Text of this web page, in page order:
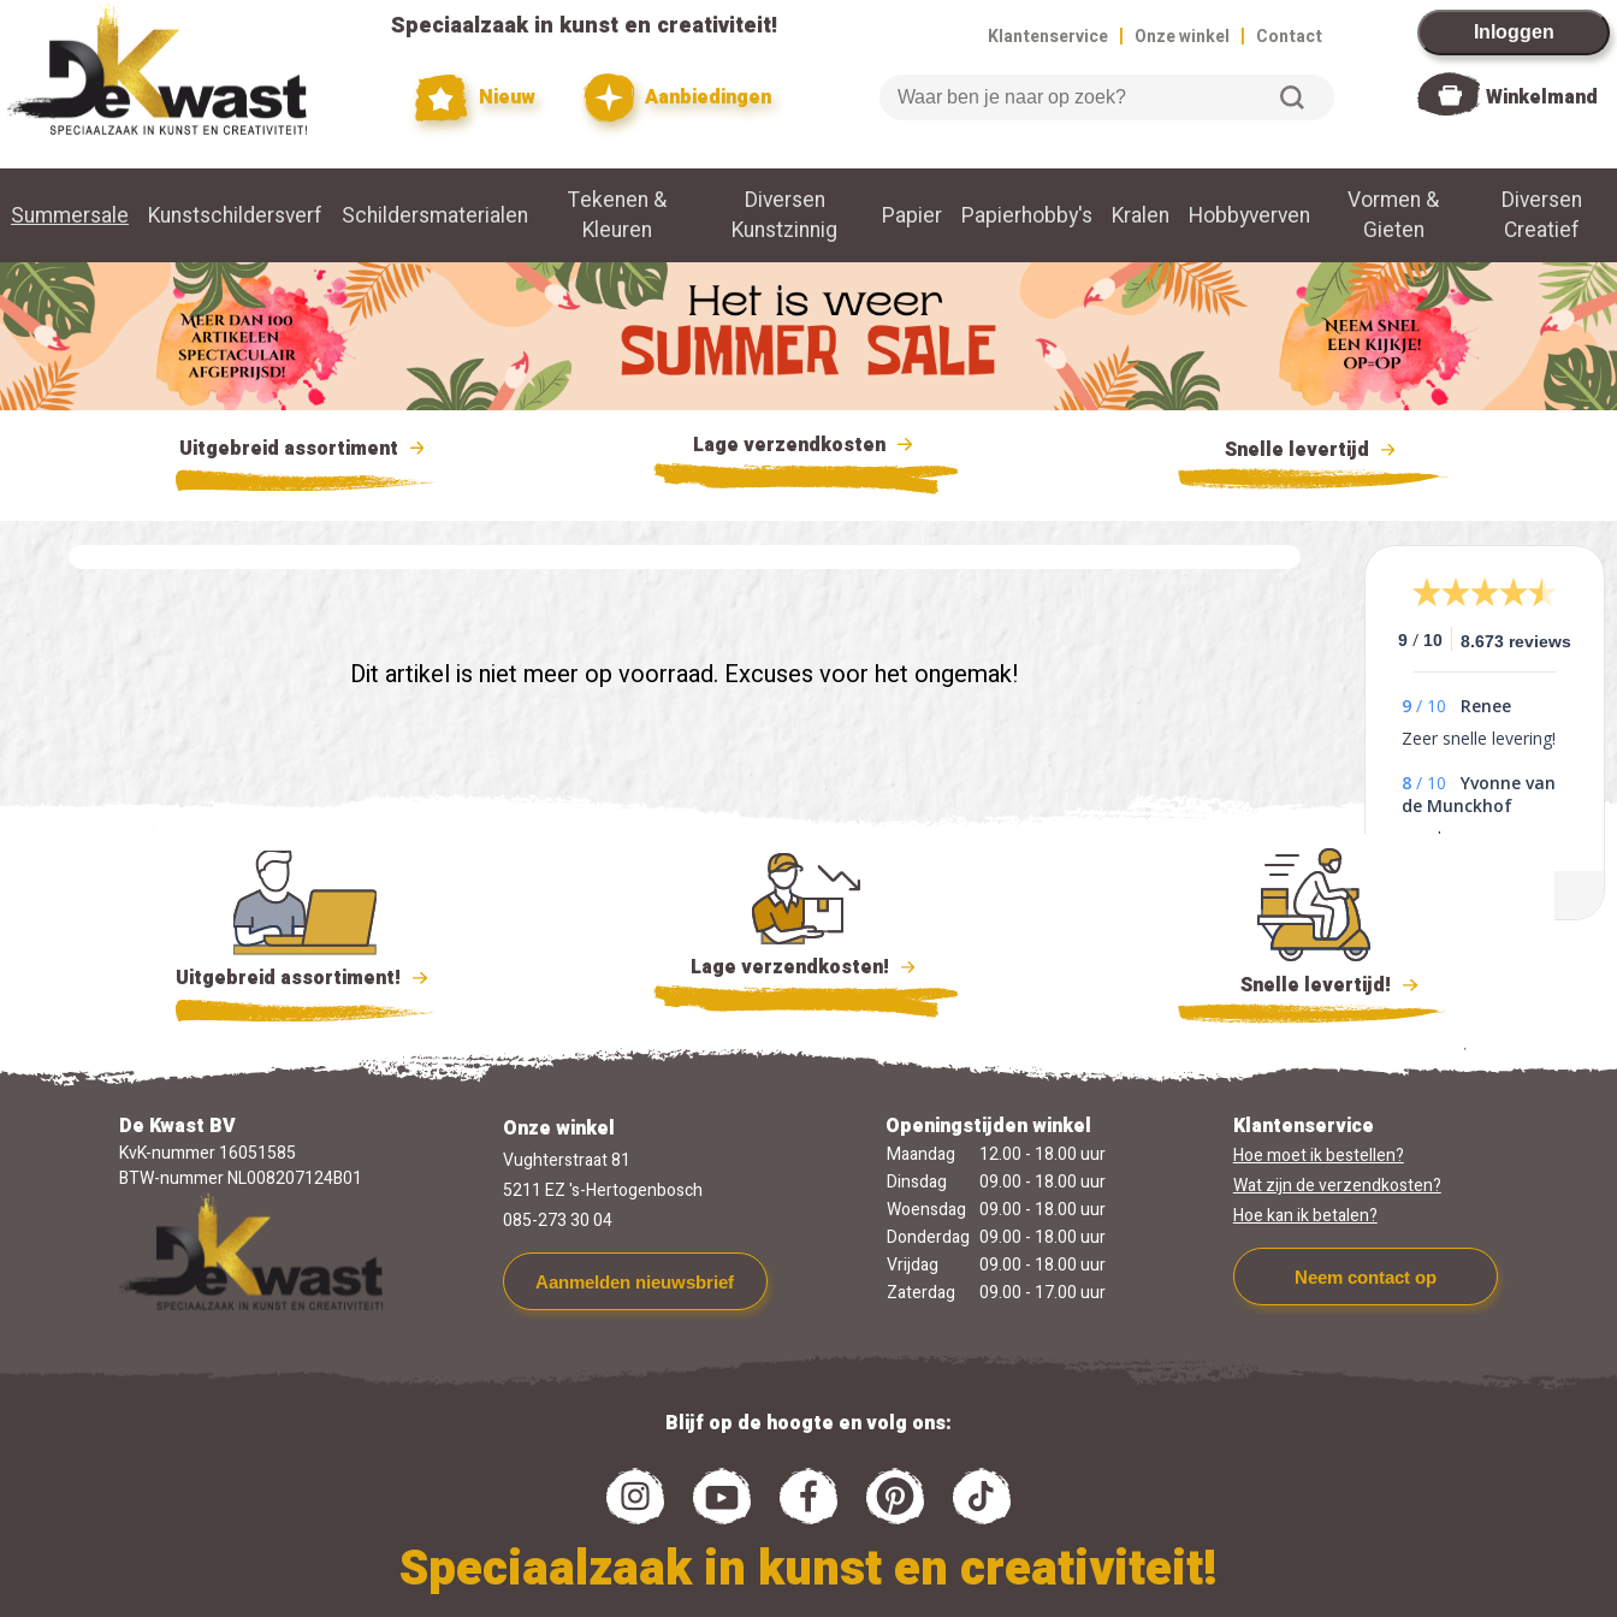
Speciaalzaak in kunst en creativiteit!
Nieuw Aanbiedingen
Klantenservice | Onze winkel | Contact
Zoeken
Inloggen
Winkelmand
Summersale Kunstschildersverf Schildersmaterialen
Tekenen &
Kleuren
Diversen
Kunstzinnig
Papier Papierhobby's Kralen Hobbyverven
Vormen &
Gieten
Diversen
Creatief
Uitgebreid assortiment Lage verzendkosten Snelle levertijd
9 / 10 8.673 reviews
9 / 10
Renee
Zeer snelle levering!
8 / 10
Yvonne van
de Munckhof
goed
Dit artikel is niet meer op voorraad. Excuses voor het ongemak!
Uitgebreid assortiment! Lage verzendkosten!
Snelle levertijd!
De Kwast BV
KvK-nummer 16051585
BTW-nummer NL008207124B01
Onze winkel
Vughterstraat 81
5211 EZ 's-Hertogenbosch
085-273 30 04
Aanmelden nieuwsbrief
Openingstijden winkel
Maandag
12.00 - 18.00 uur
Dinsdag
09.00 - 18.00 uur
Woensdag 09.00 - 18.00 uur
Donderdag 09.00 - 18.00 uur
Vrijdag
09.00 - 18.00 uur
Zaterdag
09.00 - 17.00 uur
Klantenservice
Hoe moet ik bestellen?
Wat zijn de verzendkosten?
Hoe kan ik betalen?
Neem contact op
Blijf op de hoogte en volg ons:
Speciaalzaak in kunst en creativiteit!